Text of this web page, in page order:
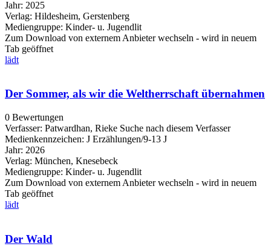
Jahr: 2025
Verlag: Hildesheim, Gerstenberg
Mediengruppe: Kinder- u. Jugendlit
Zum Download von externem Anbieter wechseln - wird in neuem
Tab geöffnet
lädt
Der Sommer, als wir die Weltherrschaft übernahmen
0 Bewertungen
Verfasser: Patwardhan, Rieke Suche nach diesem Verfasser
Medienkennzeichen: J Erzählungen/9-13 J
Jahr: 2026
Verlag: München, Knesebeck
Mediengruppe: Kinder- u. Jugendlit
Zum Download von externem Anbieter wechseln - wird in neuem
Tab geöffnet
lädt
Der Wald